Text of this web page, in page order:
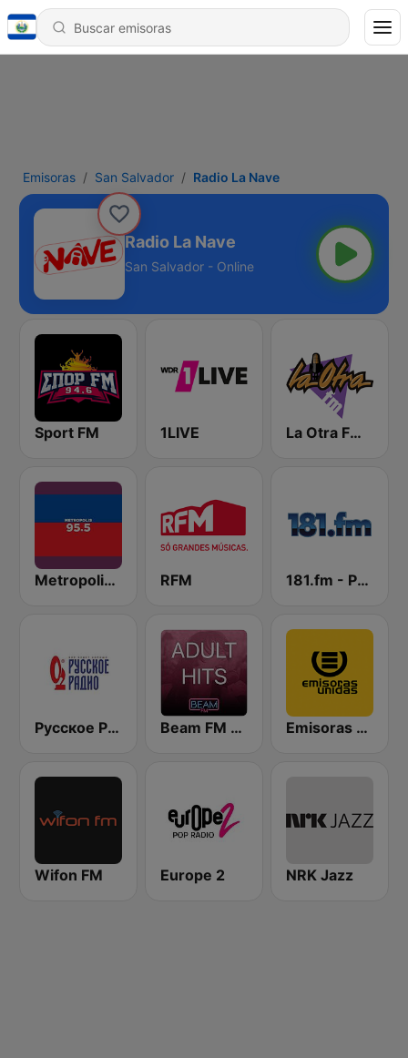
Emisoras San Salvador Radio La Nave
Radio La Nave
San Salvador - Online
Sport FM 1LIVE La Otra FM - Quito
Metropolis Radio 95.5 FM RFM 181.fm - Power 181 (Top 40)
Русское Радио Beam FM - Adult Hits Emisoras Unidas
Wifon FM Europe 2 NRK Jazz